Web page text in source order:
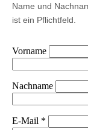
Name und
ist ein Pflichtfeld.